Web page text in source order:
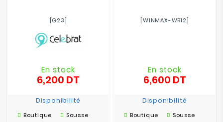
[G23]
En stock
6,200 DT
Disponibilité
Boutique
Sousse
[WINMAX-WR12]
En stock
6,600 DT
Disponibilité
Boutique
Sousse